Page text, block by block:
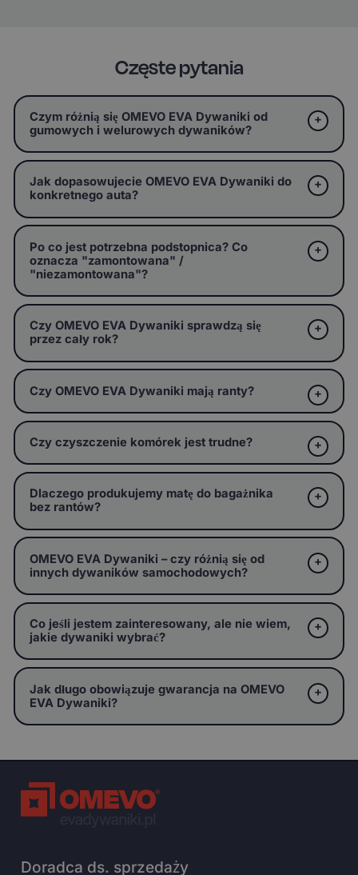
Częste pytania
Czym różnią się OMEVO EVA Dywaniki od
gumowych i welurowych dywaników?
Jak dopasowujecie OMEVO EVA Dywaniki do
konkretnego auta?
Po co jest potrzebna podstopnica? Co
oznacza "zamontowana" /
"niezamontowana"?
Czy OMEVO EVA Dywaniki sprawdzą się
przez cały rok?
Czy OMEVO EVA Dywaniki mają ranty?
Czy czyszczenie komórek jest trudne?
Dlaczego produkujemy matę do bagażnika
bez rantów?
OMEVO EVA Dywaniki – czy różnią się od
innych dywaników samochodowych?
Co jeśli jestem zainteresowany, ale nie wiem,
jakie dywaniki wybrać?
Jak długo obowiązuje gwarancja na OMEVO
EVA Dywaniki?
Doradca ds. sprzedaży